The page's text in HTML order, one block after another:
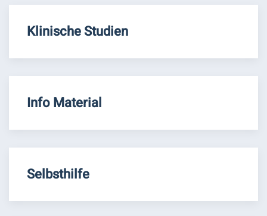
Klinische Studien
Info Material
Selbsthilfe